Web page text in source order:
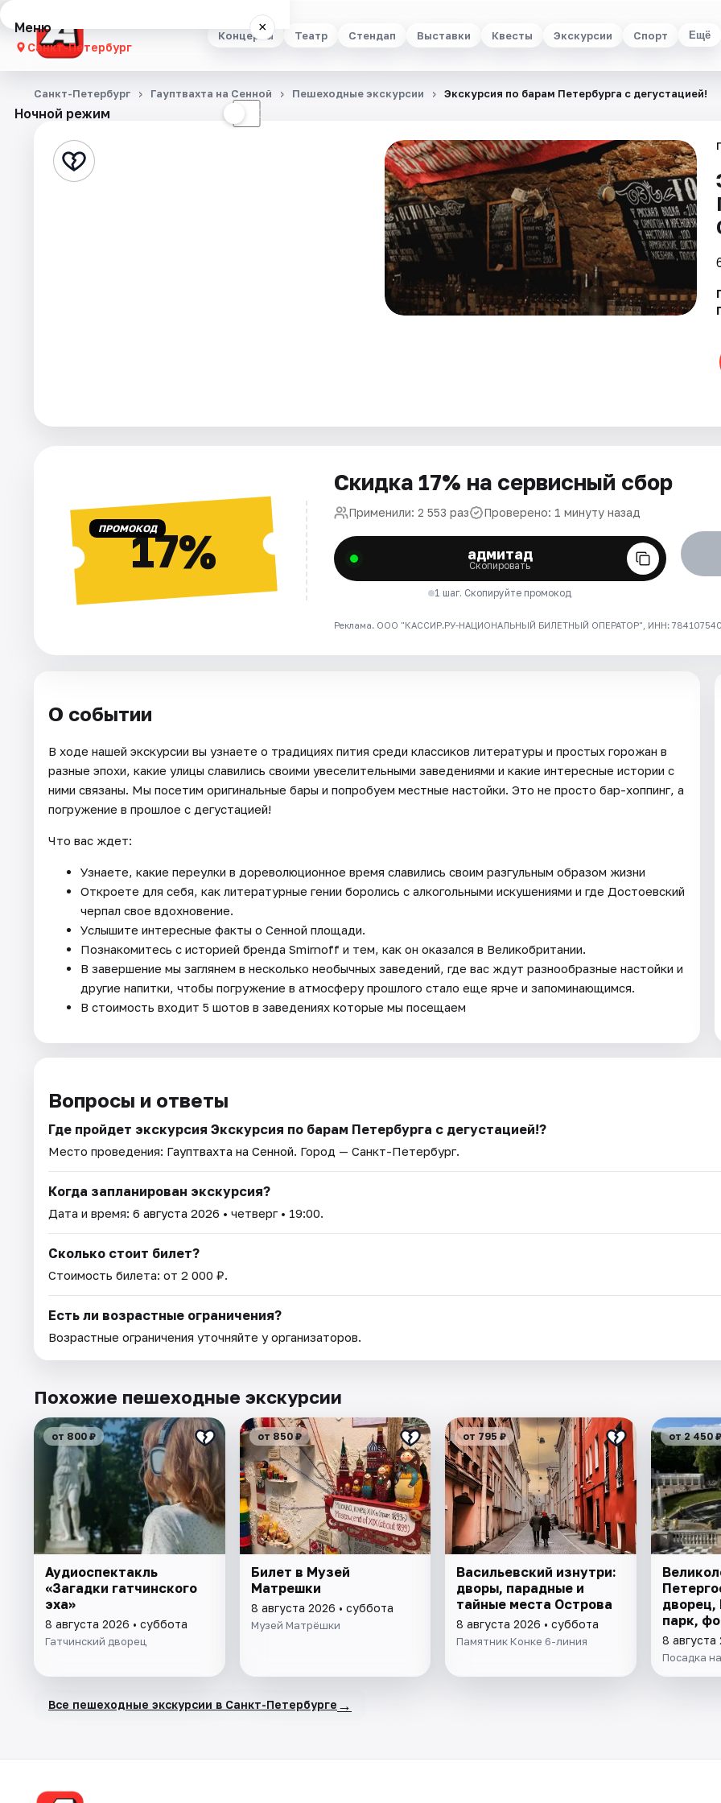
Концерты Театр Стендап Выставки Квесты Экскурсии Спорт Ещё
Меню ×
Санкт-Петербург
Концерты
Стендап
Рейтинги
Ночной режим ☾
Санкт-Петербург Гауптвахта на Сенной Пешеходные экскурсии Экскурсия по барам Петербурга с дегустацией!
ПРОМОКОД17%
Скидка 17% на сервисный сбор
Применили: 2 553 раз Проверено: 1 минуту назад
адмитад
Скопировать
1 шаг. Скопируйте промокод
Реклама. ООО "КАССИР.РУ-НАЦИОНАЛЬНЫЙ БИЛЕТНЫЙ ОПЕРАТОР", ИНН: 7841075409
О событии
В ходе нашей экскурсии вы узнаете о традициях пития среди классиков литературы и простых горожан в
разные эпохи, какие улицы славились своими увеселительными заведениями и какие интересные истории с
ними связаны. Мы посетим оригинальные бары и попробуем местные настойки. Это не просто бар-хоппинг, а
погружение в прошлое с дегустацией!
Что вас ждет:
Узнаете, какие переулки в дореволюционное время славились своим разгульным образом жизни
Откроете для себя, как литературные гении боролись с алкогольными искушениями и где Достоевский
черпал свое вдохновение.
Услышите интересные факты о Сенной площади.
Познакомитесь с историей бренда Smirnoff и тем, как он оказался в Великобритании.
В завершение мы заглянем в несколько необычных заведений, где вас ждут разнообразные настойки и
другие напитки, чтобы погружение в атмосферу прошлого стало еще ярче и запоминающимся.
В стоимость входит 5 шотов в заведениях которые мы посещаем
Вопросы и ответы
Где пройдет экскурсия Экскурсия по барам Петербурга с дегустацией!?
Место проведения: Гауптвахта на Сенной. Город — Санкт-Петербург.
Когда запланирован экскурсия?
Дата и время: 6 августа 2026 • четверг • 19:00.
Сколько стоит билет?
Стоимость билета: от 2 000 ₽.
Есть ли возрастные ограничения?
Возрастные ограничения уточняйте у организаторов.
Похожие пешеходные экскурсии
от 800 ₽
Аудиоспектакль
«Загадки гатчинского
эха»
8 августа 2026 • суббота
Гатчинский дворец
от 850 ₽
Билет в Музей
Матрешки
8 августа 2026 • суббота
Музей Матрёшки
от 795 ₽
Васильевский изнутри:
дворы, парадные и
тайные места Острова
8 августа 2026 • суббота
Памятник Конке 6-линия
от 2 450 ₽
парк,
8 августа
Посадка
Все пешеходные экскурсии в Санкт-Петербурге →